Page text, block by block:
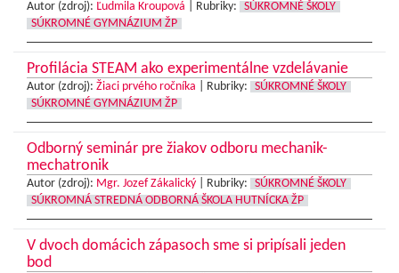
Autor (zdroj): Ľudmila Kroupová Rubriky:
SÚKROMNÉ ŠKOLY
SÚKROMNÉ GYMNÁZIUM ŽP
Profilácia STEAM ako experimentálne vzdelávanie
Autor (zdroj): Žiaci prvého ročníka Rubriky:
SÚKROMNÉ ŠKOLY
SÚKROMNÉ GYMNÁZIUM ŽP
Odborný seminár pre žiakov odboru mechanik-
mechatronik
Autor (zdroj): Mgr. Jozef Zákalický Rubriky:
SÚKROMNÉ ŠKOLY
SÚKROMNÁ STREDNÁ ODBORNÁ ŠKOLA HUTNÍCKA ŽP
V dvoch domácich zápasoch sme si pripísali jeden
bod